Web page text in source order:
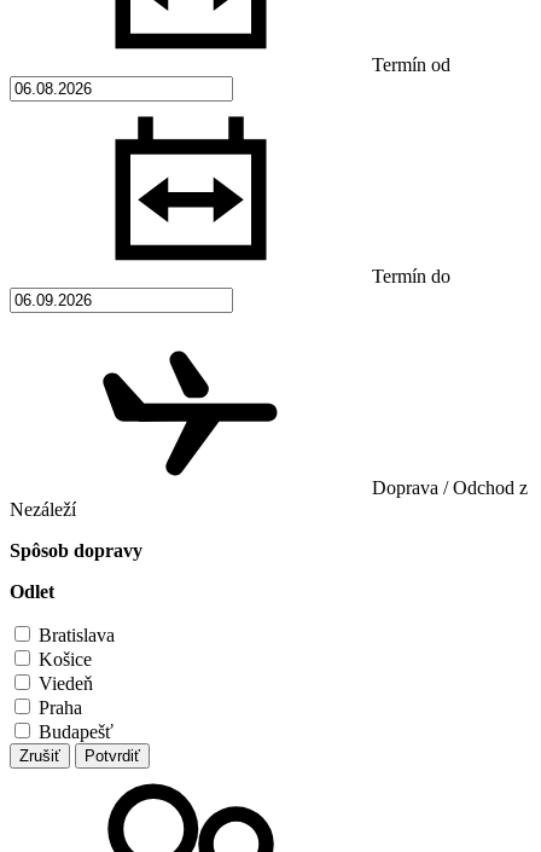
Termín od
Termín do
Doprava / Odchod z
Nezáleží
Spôsob dopravy
Odlet
Bratislava
Košice
Viedeň
Praha
Budapešť
Zrušiť Potvrdiť